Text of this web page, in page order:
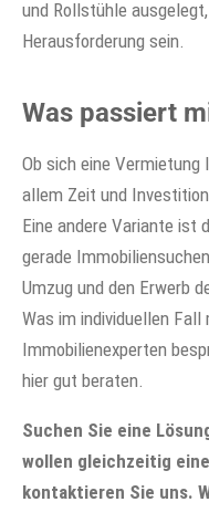
und Rollstühle
Herausforderung sein.
Was passiert
Ob sich eine
allem Zeit und
Eine andere Variante ist
gerade
Umzug und den Erwerb
Was im individuellen
Immobilienexperten
hier gut beraten.
Suchen Sie eine
wollen gleichzeitig
kontaktieren Sie uns.